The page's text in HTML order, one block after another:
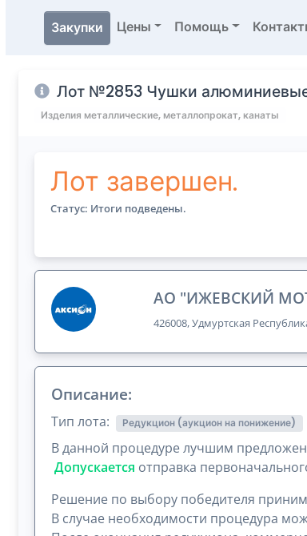
Закупки Цены Помощь
Лот №2853 Чушки
Изделия металлические, металлопрокат, канаты
Лот завершен.
Статус: Итоги подведены.
АО "ИЖЕВСКИЙ
426008, Удмуртская
Описание:
Тип лота: Редукцион (аукцион на понижение)
В данной процедуре лучшим
Допускается отправка
Решение по выбору победителя
В случае необходимости процедура